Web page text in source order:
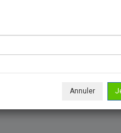
modifier vos critères de
Annuler